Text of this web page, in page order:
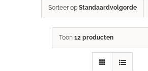
Sorteer op Standaardvolgorde
Toon 12 producten